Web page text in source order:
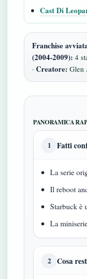
Cast Di
Franchise
(2004-2009): 4
· Creatore: Glen
PANORAMICA
1 Fatti
La serie
Il reboot
Starbuck è
La
2 Cosa